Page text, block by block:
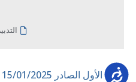
العدد الأول الصادر 15/01/2025